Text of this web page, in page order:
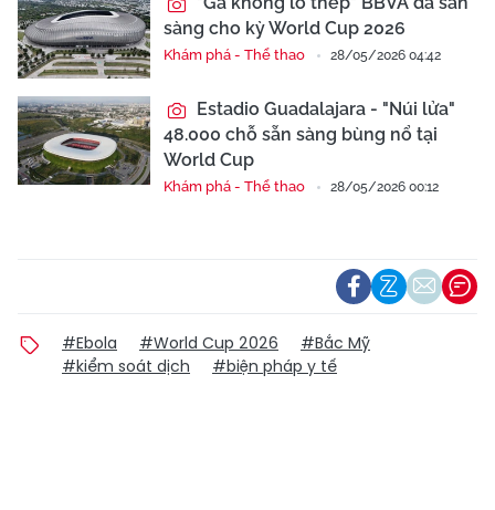
sàng cho kỳ World Cup 2026
Khám phá - Thể thao 28/05/2026 04:42
Estadio Guadalajara - "Núi lửa"
48.000 chỗ sẵn sàng bùng nổ tại
World Cup
Khám phá - Thể thao 28/05/2026 00:12
#Ebola #World Cup 2026
#Bắc Mỹ
#kiểm soát dịch
#biện pháp y tế